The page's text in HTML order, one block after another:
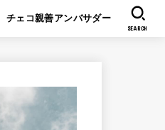
チェコ親善アンバサダー
SEARCH